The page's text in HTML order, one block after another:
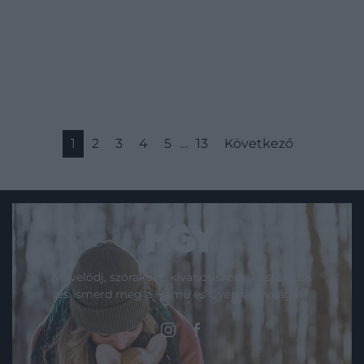
1 2 3 4 5 … 13 Következő
Művelődj, szórakozz, kíváncsiskodj, kóstolgass
és ismerd meg a Hamu és Gyémánt világát!